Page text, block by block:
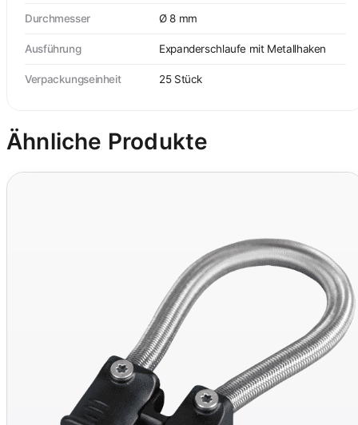
Durchmesser Ø 8 mm
Ausführung Expanderschlaufe mit Metallhaken
Verpackungseinheit 25 Stück
Ähnliche Produkte